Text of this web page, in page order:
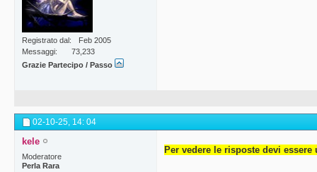
Registrato dal
Feb 2005
Messaggi
73,233
Grazie Partecipo / Passo
02-10-25, 14: 04
kele
Moderatore
Perla Rara
Per vedere le risposte devi